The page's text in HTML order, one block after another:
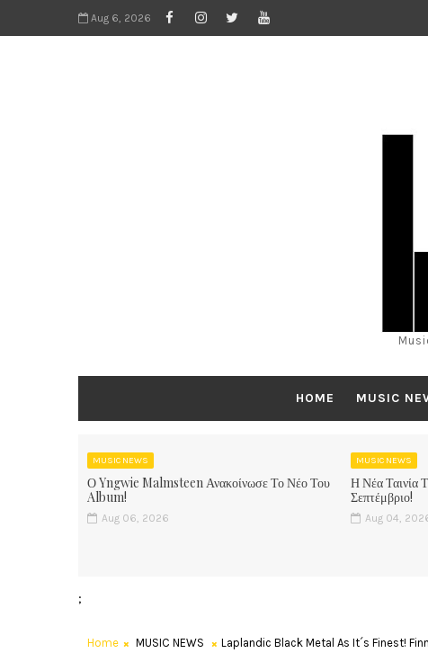
Aug 6, 2026
HOME MUSIC
MUSIC NEWS
Ο Yngwie Malmsteen Ανακοίνωσε Το Νέο Του
Album!
Aug 06, 2026
MUSIC NEWS
Η Νέα Ταινία
Σεπτέμβριο!
Aug 04,
;
Home MUSIC NEWS Laplandic Black Metal As It´s Finest!